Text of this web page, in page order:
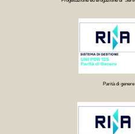
Parità di genere